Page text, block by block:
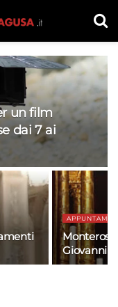
un film
dai 7 ai
Giovanni